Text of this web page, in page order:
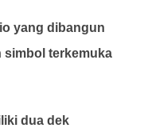
yang dibangun
simbol terkemuka
dua dek